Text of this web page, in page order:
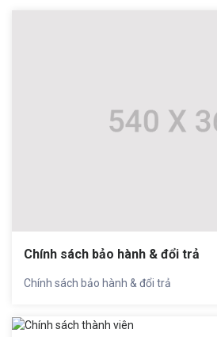
Chính sách bảo hành & đổi trả
Chính sách bảo hành & đổi trả